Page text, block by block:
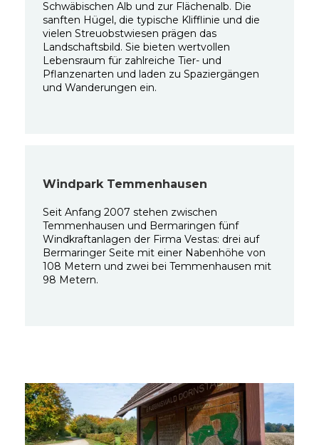
Schwäbischen Alb und zur Flächenalb. Die
sanften Hügel, die typische Klifflinie und die
vielen Streuobstwiesen prägen das
Landschaftsbild. Sie bieten wertvollen
Lebensraum für zahlreiche Tier- und
Pflanzenarten und laden zu Spaziergängen
und Wanderungen ein.
Windpark Temmenhausen
Seit Anfang 2007 stehen zwischen
Temmenhausen und Bermaringen fünf
Windkraftanlagen der Firma Vestas: drei auf
Bermaringer Seite mit einer Nabenhöhe von
108 Metern und zwei bei Temmenhausen mit
98 Metern.